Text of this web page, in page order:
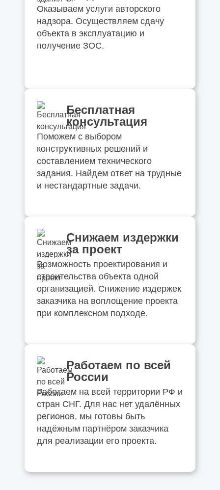
Оказываем услуги авторского
надзора. Осуществляем сдачу
объекта в эксплуатацию и
получение ЗОС.
Бесплатная
консультация
Поможем с выбором
конструктивных решений и
составлением технического
задания. Найдем ответ на трудные
и нестандартные задачи.
Снижаем издержки
за проект
Возможность проектирования и
строительства объекта одной
организацией. Снижение издержек
заказчика на воплощение проекта
при комплексном подходе.
Работаем по всей
России
Работаем на всей территории РФ и
стран СНГ. Для нас нет удалённых
регионов, мы готовы быть
надёжным партнёром заказчика
для реализации его проекта.